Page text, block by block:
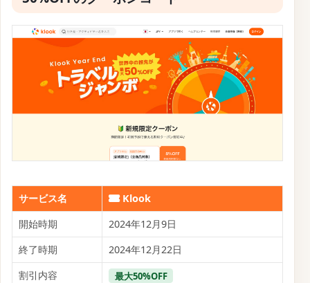
サービス名
Klook
開始時期
2024年12月9日
終了時期
2024年12月22日
割引内容
最大50%OFF